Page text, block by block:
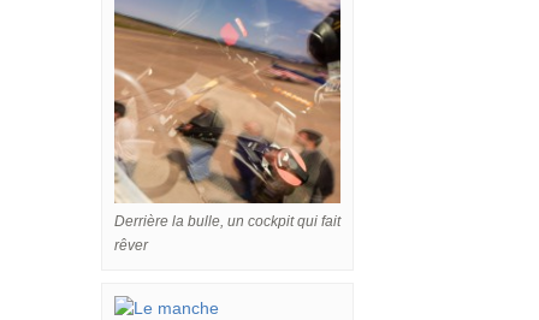
Derrière la bulle, un cockpit qui fait
rêver